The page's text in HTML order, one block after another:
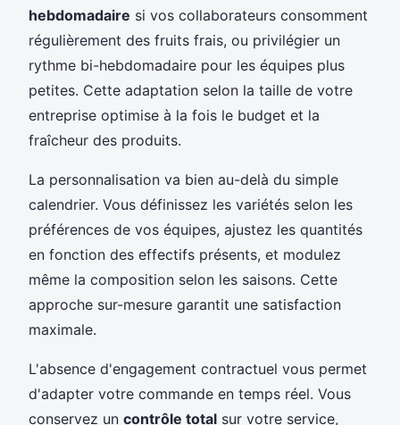
hebdomadaire si vos collaborateurs consomment
régulièrement des fruits frais, ou privilégier un
rythme bi-hebdomadaire pour les équipes plus
petites. Cette adaptation selon la taille de votre
entreprise optimise à la fois le budget et la
fraîcheur des produits.
La personnalisation va bien au-delà du simple
calendrier. Vous définissez les variétés selon les
préférences de vos équipes, ajustez les quantités
en fonction des effectifs présents, et modulez
même la composition selon les saisons. Cette
approche sur-mesure garantit une satisfaction
maximale.
L'absence d'engagement contractuel vous permet
d'adapter votre commande en temps réel. Vous
conservez un contrôle total sur votre service,